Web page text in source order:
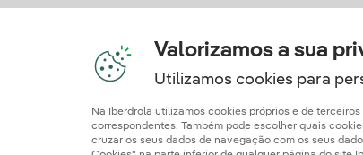
Valorizamos a sua
Utilizamos cookies para
Na Iberdrola utilizamos cookies próprios e de
correspondentes. Também pode escolher quais
cruzar os seus dados de navegação com os seus